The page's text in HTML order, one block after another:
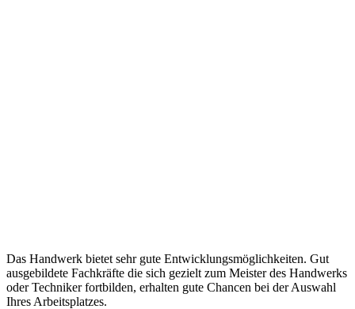
Das Handwerk bietet sehr gute Entwicklungsmöglichkeiten. Gut
ausgebildete Fachkräfte die sich gezielt zum Meister des Handwerks
oder Techniker fortbilden, erhalten gute Chancen bei der Auswahl
Ihres Arbeitsplatzes.